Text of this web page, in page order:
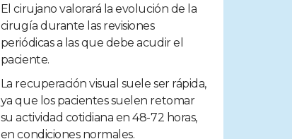
El cirujano valorará la evolución de la
cirugía durante las revisiones
periódicas a las que debe acudir el
paciente.
La recuperación visual suele ser rápida,
ya que los pacientes suelen retomar
su actividad cotidiana en 48-72 horas,
en condiciones normales.